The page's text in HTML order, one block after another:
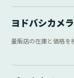
ヨドバシカメラ
量販店の在庫と価格を